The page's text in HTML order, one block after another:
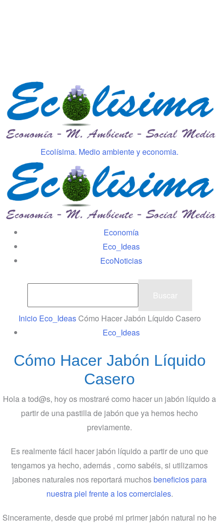
Ecolísima. Medio ambiente y economia.
Economía
Eco_Ideas
EcoNoticias
Inicio Eco_Ideas Cómo Hacer Jabón Líquido Casero
Eco_Ideas
Cómo Hacer Jabón Líquido
Casero
Hola a tod@s, hoy os mostraré como hacer un jabón líquido a
partir de una pastilla de jabón que ya hemos hecho
previamente.
Es realmente fácil hacer jabón líquido a partir de uno que
tengamos ya hecho, además , como sabéis, si utilizamos
jabones naturales nos reportará muchosbeneficios para
nuestra piel frente a los comerciales.
Sinceramente, desde que probé mi primer jabón natural no he